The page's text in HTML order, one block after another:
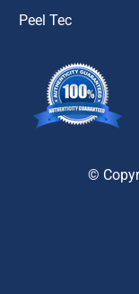
Peel Tec
©